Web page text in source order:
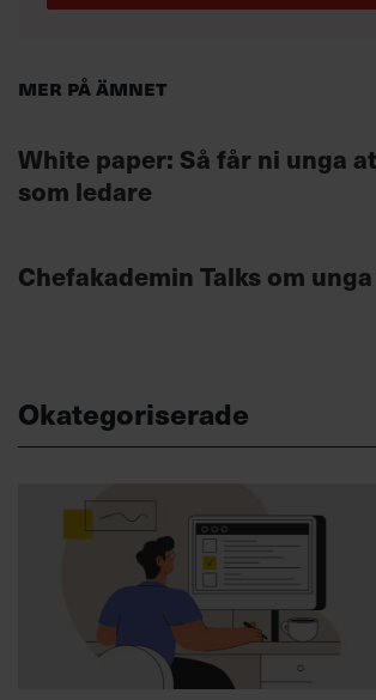
Mer på ämnet
White paper: Så får ni unga
som ledare
Chefakademin Talks om
Okategoriserade